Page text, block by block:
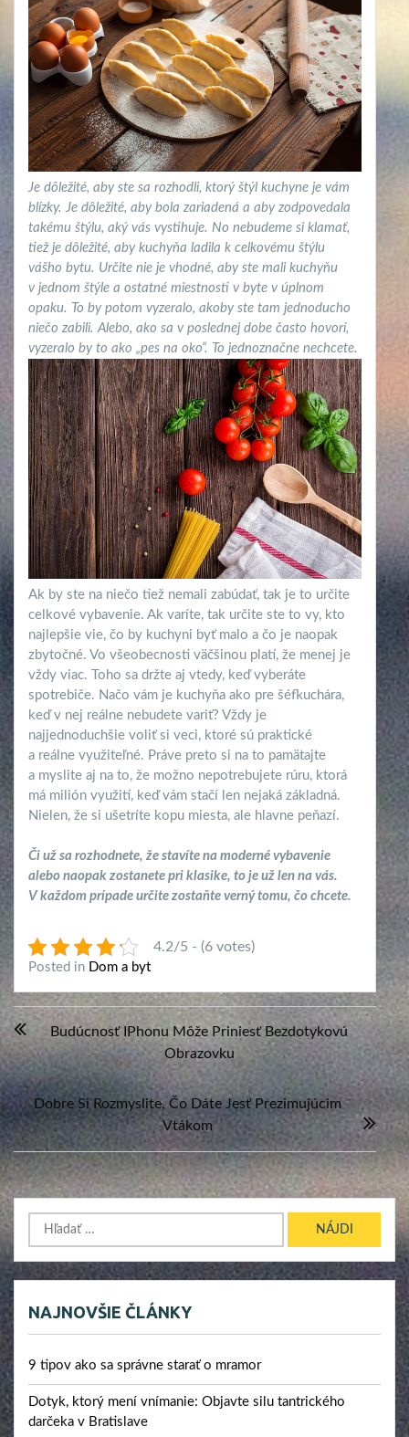
Je dôležité, aby ste sa rozhodli, ktorý štýl kuchyne je vám
blízky. Je dôležité, aby bola zariadená a aby zodpovedala
takému štýlu, aký vás vystihuje. No nebudeme si klamať,
tiež je dôležité, aby kuchyňa ladila k celkovému štýlu
vášho bytu. Určite nie je vhodné, aby ste mali kuchyňu
v jednom štýle a ostatné miestnosti v byte v úplnom
opaku. To by potom vyzeralo, akoby ste tam jednoducho
niečo zabili. Alebo, ako sa v poslednej dobe často hovorí,
vyzeralo by to ako „pes na oko“. To jednoznačne nechcete.
Ak by ste na niečo tiež nemali zabúdať, tak je to určite
celkové vybavenie. Ak varíte, tak určite ste to vy, kto
najlepšie vie, čo by kuchyni byť malo a čo je naopak
zbytočné. Vo všeobecnosti väčšinou platí, že menej je
vždy viac. Toho sa držte aj vtedy, keď vyberáte
spotrebiče. Načo vám je kuchyňa ako pre šéfkuchára,
keď v nej reálne nebudete variť? Vždy je
najjednoduchšie voliť si veci, ktoré sú praktické
a reálne využiteľné. Práve preto si na to pamätajte
a myslite aj na to, že možno nepotrebujete rúru, ktorá
má milión využití, keď vám stačí len nejaká základná.
Nielen, že si ušetríte kopu miesta, ale hlavne peňazí.
Či už sa rozhodnete, že stavíte na moderné vybavenie
alebo naopak zostanete pri klasike, to je už len na vás.
V každom prípade určite zostaňte verný tomu, čo chcete.
4.2/5 - (6 votes)
Posted in Dom a byt
Navigácia
v
článku
Budúcnosť IPhonu Môže Priniesť Bezdotykovú
Obrazovku
Dobre Si Rozmyslite, Čo Dáte Jesť Prezimujúcim
Vtákom
Hľadať:
NAJNOVŠIE ČLÁNKY
9 tipov ako sa správne starať o mramor
Dotyk, ktorý mení vnímanie: Objavte silu tantrického
darčeka v Bratislave